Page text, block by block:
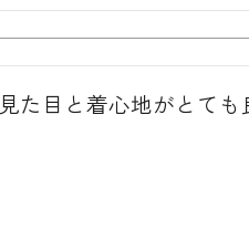
見た目と着心地がとても